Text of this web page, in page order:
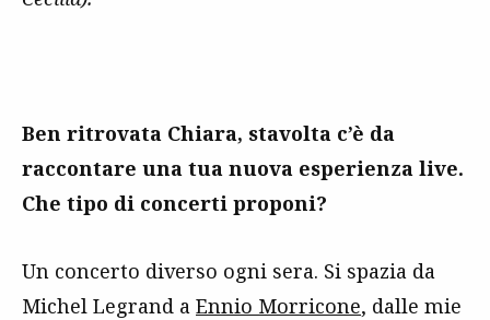
Ben ritrovata Chiara, stavolta c’è da
raccontare una tua nuova esperienza live.
Che tipo di concerti proponi?
Un concerto diverso ogni sera. Si spazia da
Michel Legrand a Ennio Morricone, dalle mie